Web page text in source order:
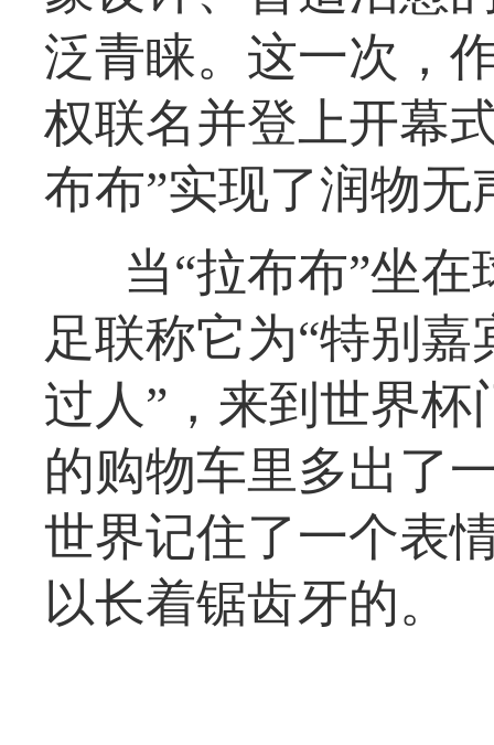
泛青睐。这一次，
权联名并登上开幕
布布”实现了润物无
当“拉布布”坐
足联称它为“特别嘉
过人”，来到世界
的购物车里多出了
世界记住了一个表
以长着锯齿牙的。